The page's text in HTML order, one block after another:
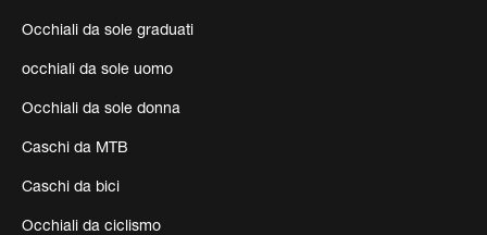
Occhiali da sole graduati
occhiali da sole uomo
Occhiali da sole donna
Caschi da MTB
Caschi da bici
Occhiali da ciclismo